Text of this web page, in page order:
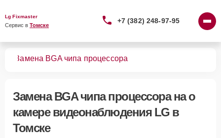
Lg Fixmaster
Сервис в Томске
+7 (382) 248-97-95
Замена BGA чипа процессора
Замена BGA чипа процессорана о
камере видеонаблюдения LG в
Томске